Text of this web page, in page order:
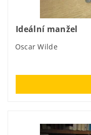
Ideální manžel
Oscar Wilde